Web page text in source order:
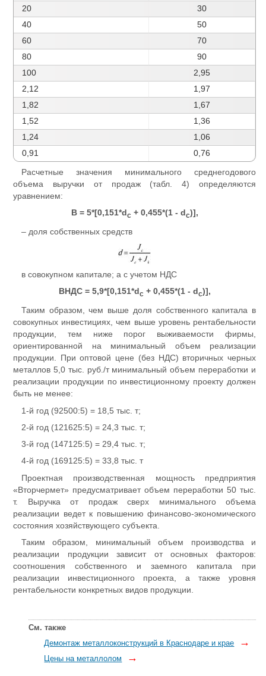
20
30
40
50
60
70
80
90
100
2,95
2,12
1,97
1,82
1,67
1,52
1,36
1,24
1,06
0,91
0,76
Расчетные значения минимального среднегодового
объема выручки от про­даж (табл. 4) определяются
уравнением:
В = 5*[0,151*d c + 0,455*(1 - d c)],
– доля собственных средств
в совокупном капитале; а с учетом НДС
ВНДС = 5,9*[0,151*d c + 0,455*(1 - d c)],
Таким образом, чем выше доля собственного капитала в
совокупных инвестициях, чем выше уровень рентабельности
продукции, тем ниже порог выживаемости фирмы,
ориентированной на минимальный объем реализации
продукции. При оптовой цене (без НДС) вторичных черных
металлов 5,0 тыс. руб./т минимальный объем переработки и
реализации продукции по инвестиционному проекту должен
быть не менее:
1-й год (92500:5) = 18,5 тыс. т;
2-й год (121625:5) = 24,3 тыс. т;
3-й год (147125:5) = 29,4 тыс. т;
4-й год (169125:5) = 33,8 тыс. т
Проектная производственная мощность предприятия
«Вторчермет» предусматривает объем переработки 50 тыс.
т. Выручка от продаж сверх минимального объема
реализации ведет к повышению финансово-экономического
состояния хозяйствующего субъекта.
Таким образом, минимальный объем производства и
реализации продукции зависит от основных факторов:
соотношения собственного и заемного капитала при
реализации инвестиционного проекта, а также уровня
рентабельности конкретных видов продукции.
См. также
Демонтаж металлоконструкций в Краснодаре и крае
→
Цены на металлолом →